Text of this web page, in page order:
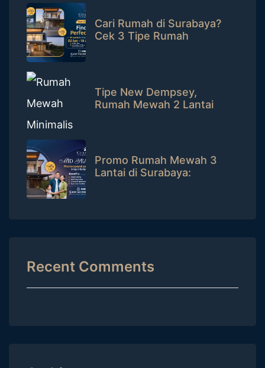
Cari Rumah di Surabaya?
Cek 3 Tipe Rumah
Tipe New Dempsey,
Rumah Mewah 2 Lantai
Promo Rumah Mewah 3
Lantai di Surabaya:
Recent Comments